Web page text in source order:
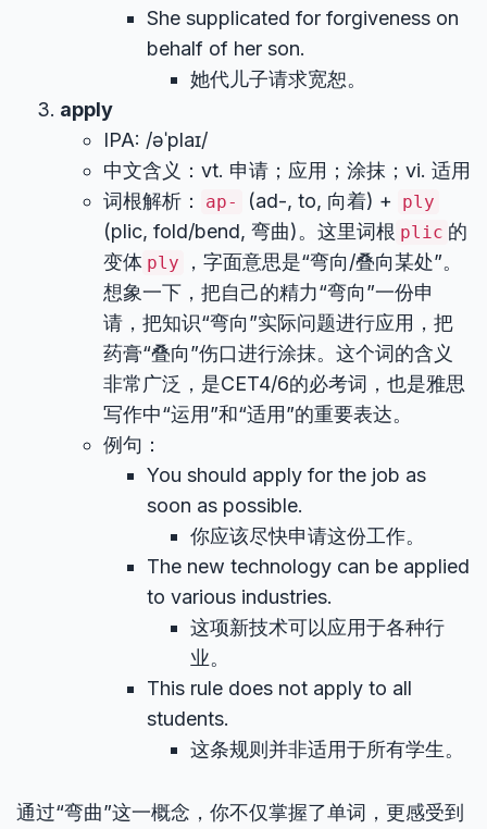
She supplicated for forgiveness on
behalf of her son.
她代儿子请求宽恕。
apply
IPA: /əˈplaɪ/
中文含义：vt. 申请；应用；涂抹；vi. 适用
词根解析：
ap- (ad-, to, 向着) + ply
(plic, fold/bend, 弯曲)。这里词根 plic 的
变体 ply
，字面意思是“弯向/叠向某处”。
想象一下，把自己的精力“弯向”一份申
请，把知识“弯向”实际问题进行应用，把
药膏“叠向”伤口进行涂抹。这个词的含义
非常广泛，是CET4/6的必考词，也是雅思
写作中“运用”和“适用”的重要表达。
例句：
You should apply for the job as
soon as possible.
你应该尽快申请这份工作。
The new technology can be applied
to various industries.
这项新技术可以应用于各种行
业。
This rule does not apply to all
students.
这条规则并非适用于所有学生。
通过“弯曲”这一概念，你不仅掌握了单词，更感受到